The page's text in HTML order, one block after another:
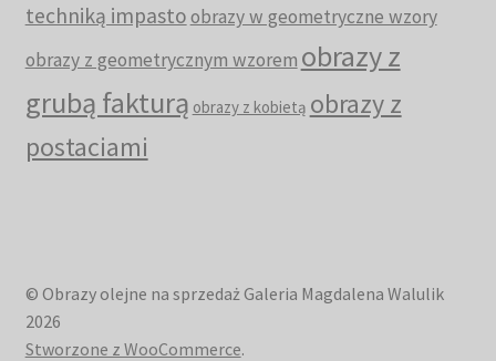
techniką impastoobrazy w geometryczne wzory
obrazy z geometrycznym wzorem obrazy z
grubą fakturą obrazy z kobietą obrazy z
postaciami
© Obrazy olejne na sprzedaż Galeria Magdalena Walulik
2026
Stworzone z WooCommerce.